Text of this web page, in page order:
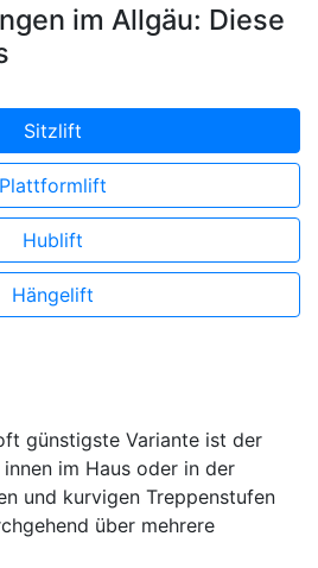
im Allgäu: Diese
Sitzlift
Plattformlift
Hublift
Hängelift
günstigste Variante ist der
im Haus oder in der
und kurvigen Treppenstufen
über mehrere